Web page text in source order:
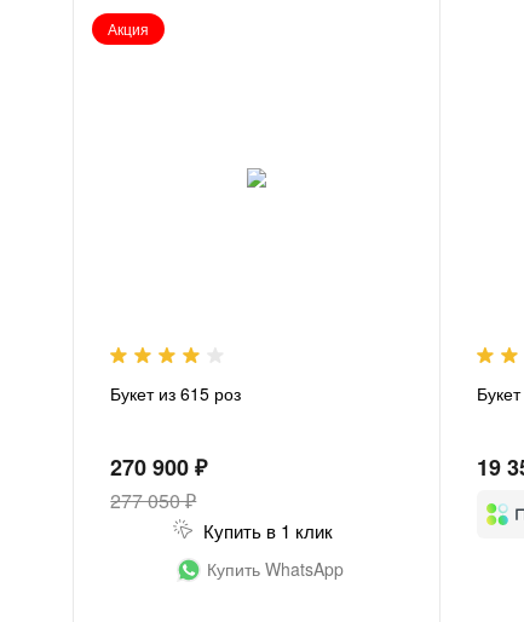
Акция
Букет из 615 роз
270 900 ₽
277 050 ₽
Купить в 1 клик
Купить WhatsApp
19